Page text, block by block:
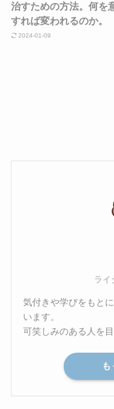
治すための方法。何を
すれば変われるのか。
2024-01-09
ライ
気付きや学びをもと
います。
可笑しみのある人を